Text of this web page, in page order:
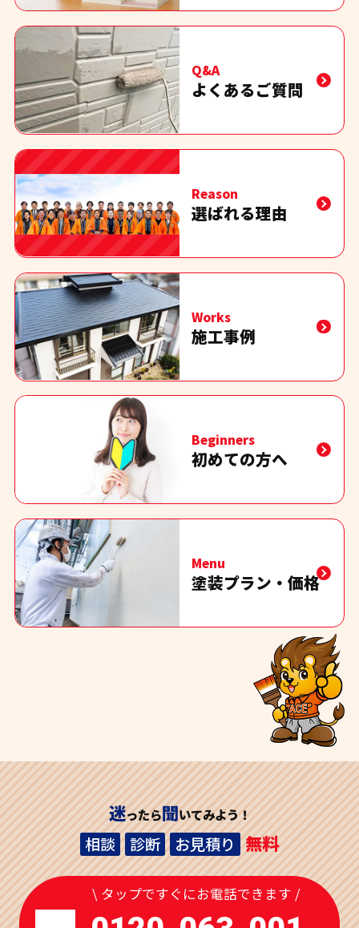
Q&A
よくあるご質問
Reason
選ばれる理由
Works
施工事例
Beginners
初めての方へ
Menu
塗装プラン・価格
迷ったら聞いてみよう！
相談 診断 お見積り 無料
\ タップですぐにお電話できます /